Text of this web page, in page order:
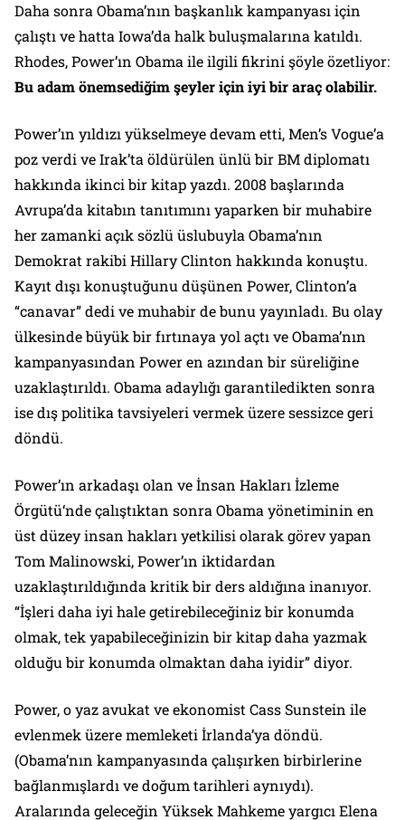
Daha sonra Obama’nın başkanlık kampanyası için
çalıştı ve hatta Iowa’da halk buluşmalarına katıldı.
Rhodes, Power’ın Obama ile ilgili fikrini şöyle özetliyor:
Bu adam önemsediğim şeyler için iyi bir araç olabilir.
Power’ın yıldızı yükselmeye devam etti,Men’s Vogue’a
poz verdi ve Irak’ta öldürülen ünlü bir BM diplomatı
hakkında ikinci bir kitap yazdı. 2008 başlarında
Avrupa’da kitabın tanıtımını yaparken bir muhabire
her zamanki açık sözlü üslubuyla Obama’nın
Demokrat rakibi Hillary Clinton hakkında konuştu.
Kayıt dışı konuştuğunu düşünen Power, Clinton’a
“canavar” dedi ve muhabir de bunu yayınladı. Bu olay
ülkesinde büyük bir fırtınaya yol açtı ve Obama’nın
kampanyasından Power en azından bir süreliğine
uzaklaştırıldı. Obama adaylığı garantiledikten sonra
ise dış politika tavsiyeleri vermek üzere sessizce geri
döndü.
Power’ın arkadaşı olan veİnsan Hakları İzleme
Örgütü‘nde çalıştıktan sonra Obama yönetiminin en
üst düzey insan hakları yetkilisi olarak görev yapan
Tom Malinowski, Power’ın iktidardan
uzaklaştırıldığında kritik bir ders aldığına inanıyor.
“İşleri daha iyi hale getirebileceğiniz bir konumda
olmak, tek yapabileceğinizin bir kitap daha yazmak
olduğu bir konumda olmaktan daha iyidir” diyor.
Power, o yaz avukat ve ekonomist Cass Sunstein ile
evlenmek üzere memleketi İrlanda’ya döndü.
(Obama’nın kampanyasında çalışırken birbirlerine
bağlanmışlardı ve doğum tarihleri aynıydı).
Aralarında geleceğin Yüksek Mahkeme yargıcı Elena